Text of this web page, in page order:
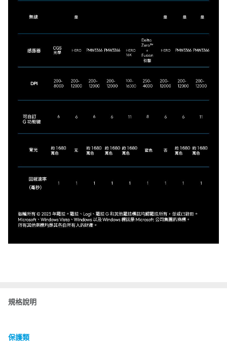
規格說明
保護類